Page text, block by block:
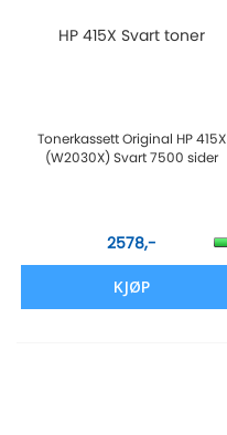
HP 415X Svart toner
Tonerkassett Original HP 415X
(W2030X) Svart 7500 sider
2578,-
KJØP